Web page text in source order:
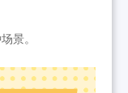
景。